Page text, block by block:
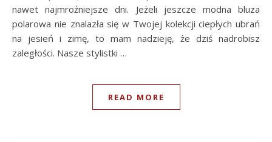
nawet najmroźniejsze dni. Jeżeli jeszcze modna bluza
polarowa nie znalazła się w Twojej kolekcji ciepłych ubrań
na jesień i zimę, to mam nadzieję, że dziś nadrobisz
zaległości. Nasze stylistki …
READ MORE